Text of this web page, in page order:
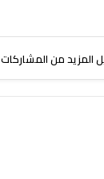
المزيد من المشاركات